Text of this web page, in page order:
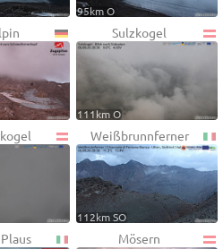
95km O
Sulzkogel
111km O
Weißbrunnferner
112km SO
Mösern